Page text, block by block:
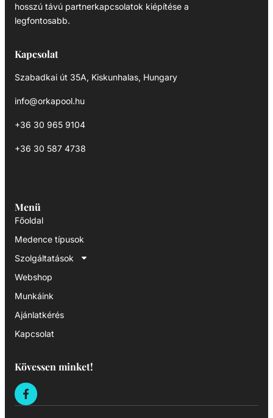
hosszú távú partnerkapcsolatok kiépítése a
legfontosabb.
Kapcsolat
Szabadkai út 35A, Kiskunhalas, Hungary
info@orkapool.hu
+36 30 965 9104
+36 30 587 4738
Menü
Főoldal
Medence típusok
Szolgáltatások
Webshop
Munkáink
Ajánlatkérés
Kapcsolat
Kövessen minket!